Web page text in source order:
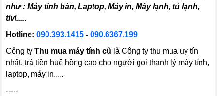
như : Máy tính bàn, Laptop, Máy in, Máy lạnh, tủ lạnh,
tivi.....
Hotline:090.393.1415 -090.6367.199
Công tyThu mua máy tính cũ là Công ty thu mua uy tín
nhất, trả tiền huê hồng cao cho người gọi thanh lý máy tính,
laptop, máy in.....
-----